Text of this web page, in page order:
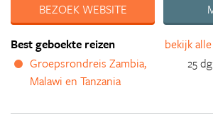
BEZOEK WEBSITE
bekijk
Best geboekte reizen
Groepsrondreis Zambia,
Malawi en Tanzania
25